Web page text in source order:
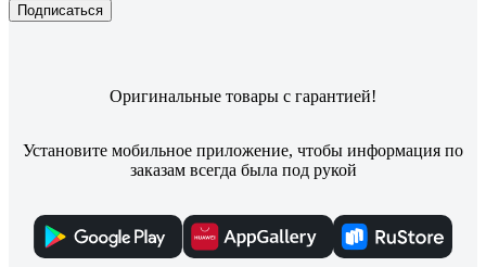
Подписаться
Оригинальные товары с гарантией!
Установите мобильное приложение, чтобы информация по
заказам всегда была под рукой